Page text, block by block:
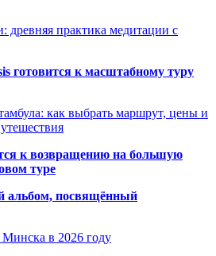
практика медитации с
готовится к масштабному туру
как выбрать маршрут, цены и
к возвращению на большую
туре
альбом, посвящённый
Минска в 2026 году